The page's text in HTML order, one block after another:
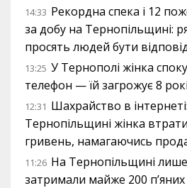
14:33 Рекордна спека і 12
за добу на Тернопільщині:
просять людей бути
13:25 У Тернополі жінка
телефон — їй загрожує 8
12:31 Шахрайство в
Тернопільщині жінка
гривень, намагаючись
11:26 На Тернопільщині
затримали майже 200 п’яних